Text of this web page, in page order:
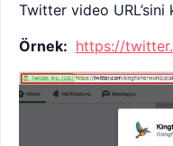
Twitter video URL’sini
Örnek: https://